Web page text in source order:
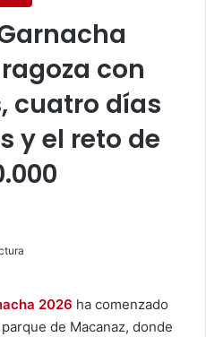
con
cuatro días
y el reto de
2026 ha comenzado
de Macanaz, donde